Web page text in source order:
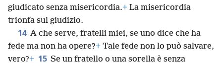
giudicato senza misericordia.+ La misericordia
trionfa sul giudizio.
14 A che serve, fratelli miei, se uno dice che ha
fede ma non ha opere?+ Tale fede non lo può salvare,
vero?+ 15 Se un fratello o una sorella è senza